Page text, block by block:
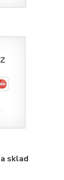
sklad